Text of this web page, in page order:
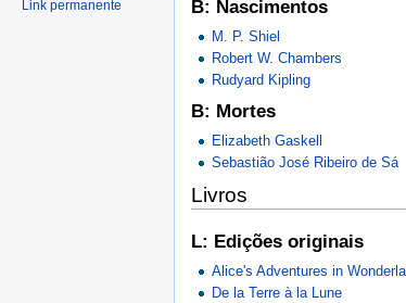
B: Nascimentos
M. P. Shiel
Robert W. Chambers
Rudyard Kipling
B: Mortes
Elizabeth Gaskell
Sebastião José Ribeiro de Sá
Livros
L: Edições originais
Alice's Adventures in
De la Terre à la Lune
Link permanente